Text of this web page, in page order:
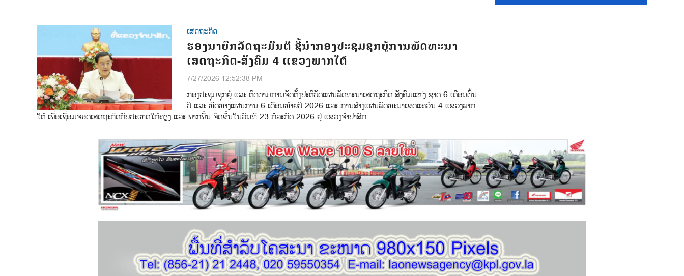
ເສດຖະກິດ
ຮອງນາຍົກລັດຖະມົນຕີ ຊີ້ນຳກອງປະຊຸມຊຸກຍູ້ການພັດທະນາ
ເສດຖະກິດ-ສັງຄົມ 4 ແຂວງພາກໃຕ້
7/27/2026 12:52:38 PM
ກອງປະຊຸມຊຸກຍູ້ ແລະ ຕິດຕາມການຈັດຕັ້ງປະຕິບັດແຜນພັດທະນາເສດຖະກິດ-ສັງຄົມແຫ່ງ ຊາດ 6 ເດືອນຕົ້ນ
ປີ ແລະ ທິດທາງແຜນການ 6 ເດືອນທ້າຍປີ 2026 ແລະ ການສ້າງແຜນພັດທະນາເຂດແຄວ້ນ 4 ແຂວງພາກ
ໃຕ້ ເພື່ອເຊື່ອມຈອດເສດຖະກິດກັບປະເທດໃກ້ຄຽງ ແລະ ພາກພື້ນ ຈັດຂຶ້ນໃນວັນທີ 23 ກໍລະກົດ 2026 ຢູ່ ແຂວງຈຳປາສັກ.